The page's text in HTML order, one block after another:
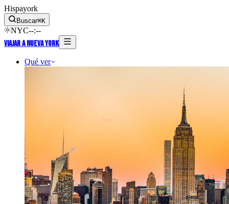
Hispayork
Buscar⌘K
NYC--:--
Viajar a Nueva York
Qué ver